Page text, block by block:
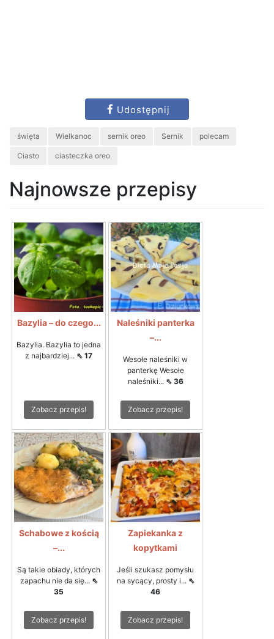
Udostępnij
święta Wielkanoc sernik oreo Sernik polecam
Ciasto ciasteczka oreo
Najnowsze przepisy
Bazylia – do czego...
Bazylia. Bazylia to jedna
z najbardziej... ⇖ 17
Zobacz przepis!
Naleśniki panterka
–...
Wesołe naleśniki w
panterkę Wesołe
naleśniki... ⇖ 36
Zobacz przepis!
Schabowe z kością
–...
Są takie obiady, których
zapachu nie da się... ⇖
35
Zobacz przepis!
Zapiekanka z
kopytkami
Jeśli szukasz pomysłu
na sycący, prosty i... ⇖
46
Zobacz przepis!